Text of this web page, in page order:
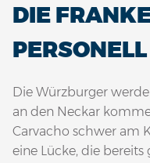
DIE
Die Würzburger
an den Neckar
Carvacho schwer am
eine Lücke, die